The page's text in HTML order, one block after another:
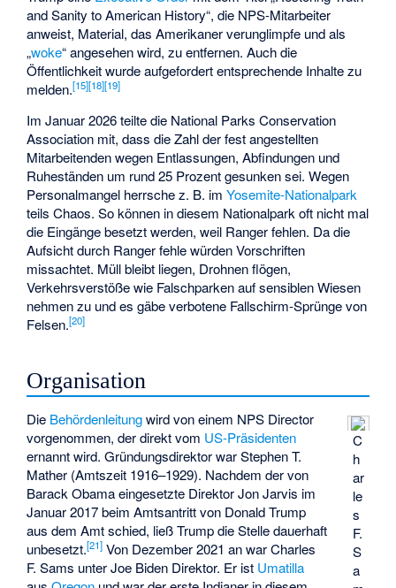
and Sanity to American History“, die NPS-Mitarbeiter
anweist, Material, das Amerikaner verunglimpfe und als
„woke“ angesehen wird, zu entfernen. Auch die
Öffentlichkeit wurde aufgefordert entsprechende Inhalte zu
melden.[15][18][19]
Im Januar 2026 teilte die National Parks Conservation
Association mit, dass die Zahl der fest angestellten
Mitarbeitenden wegen Entlassungen, Abfindungen und
Ruheständen um rund 25 Prozent gesunken sei. Wegen
Personalmangel herrsche z. B. imYosemite-Nationalpark
teils Chaos. So können in diesem Nationalpark oft nicht mal
die Eingänge besetzt werden, weil Ranger fehlen. Da die
Aufsicht durch Ranger fehle würden Vorschriften
missachtet. Müll bleibt liegen, Drohnen flögen,
Verkehrsverstöße wie Falschparken auf sensiblen Wiesen
nehmen zu und es gäbe verbotene Fallschirm-Sprünge von
Felsen.[20]
Organisation
C
h
ar
le
s
F.
S
a
Die Behördenleitungwird von einem NPS Director
vorgenommen, der direkt vom US-Präsidenten
ernannt wird. Gründungsdirektor warStephen T.
Mather (Amtszeit 1916–1929). Nachdem der von
Barack Obama eingesetzte Direktor Jon Jarvis im
Januar 2017 beim Amtsantritt von Donald Trump
aus dem Amt schied, ließ Trump die Stelle dauerhaft
unbesetzt.[21] Von Dezember 2021 an war Charles
F. Sams unter Joe Biden Direktor. Er ist Umatilla